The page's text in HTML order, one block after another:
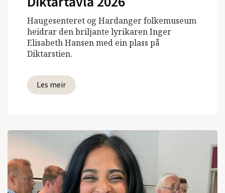
Haugesenteret og Hardanger folkemuseum
heidrar den briljante lyrikaren Inger
Elisabeth Hansen med ein plass på
Diktarstien.
Les meir